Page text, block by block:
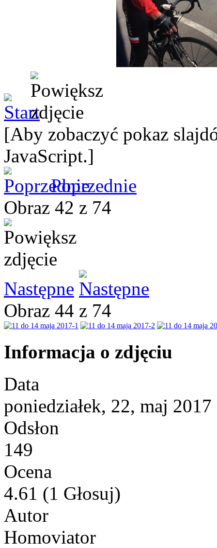
[Aby zobaczyć pokaz
JavaScript.]
Poprzednie
Obraz 42 z 74
Następne
Obraz 44 z 74
Informacja o zdjęciu
Data
poniedziałek, 22, maj 2017
Odsłon
149
Ocena
4.61 (1 Głosuj)
Autor
Homoviator